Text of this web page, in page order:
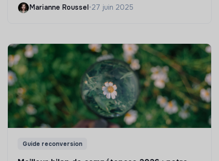
Marianne Roussel •27 juin 2025
Guide reconversion